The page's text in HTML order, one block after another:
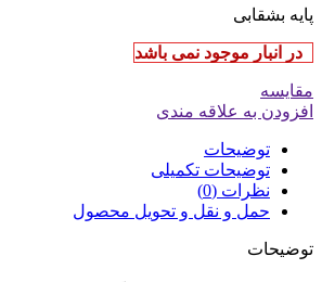
پایه بشقابی
در انبار موجود نمی باشد
مقایسه
افزودن به علاقه مندی
توضیحات
توضیحات تکمیلی
نظرات (0)
حمل و نقل و تحویل محصول
توضیحات